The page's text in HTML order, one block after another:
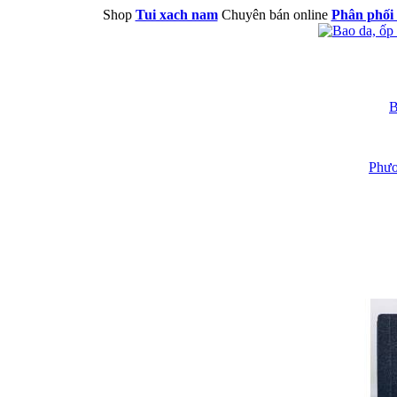
Shop Tui xach namChuyên bán online Phân phối